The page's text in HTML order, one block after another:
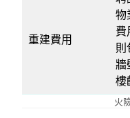
重建費用
物
費
則
牆
樓
火